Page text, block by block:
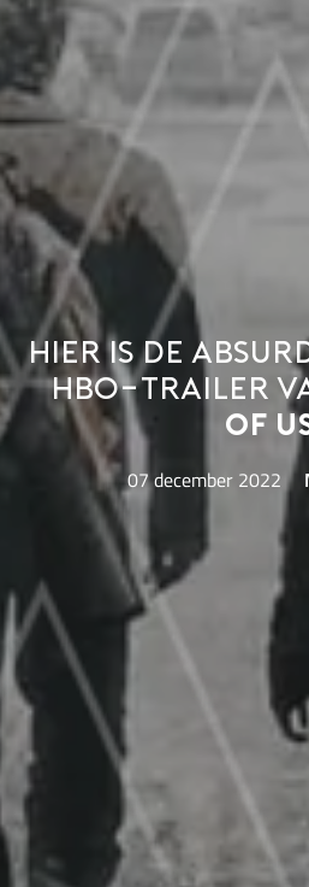
Hier is de
HBO-trailer
of
07 december 2022